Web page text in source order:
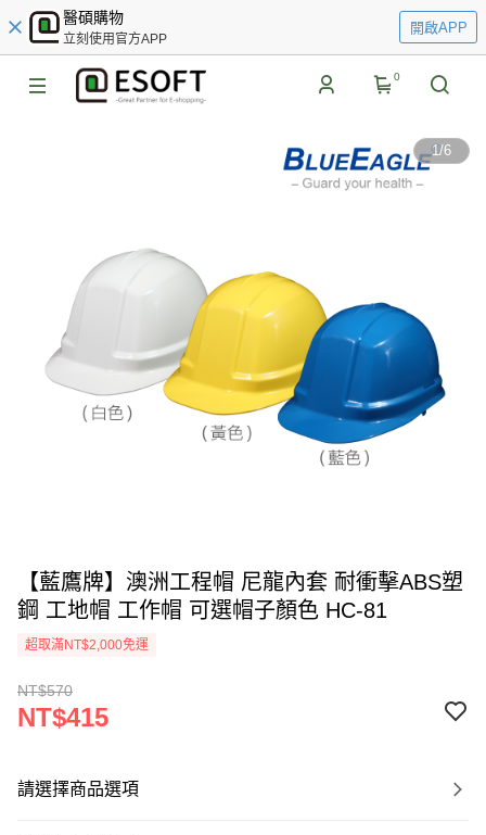
醫碩購物
立刻使用官方APP
開啟APP
0
1/6
【藍鷹牌】澳洲工程帽 尼龍內套 耐衝擊ABS塑
鋼 工地帽 工作帽 可選帽子顏色 HC-81
超取滿NT$2,000免運
NT$570
NT$415
請選擇商品選項